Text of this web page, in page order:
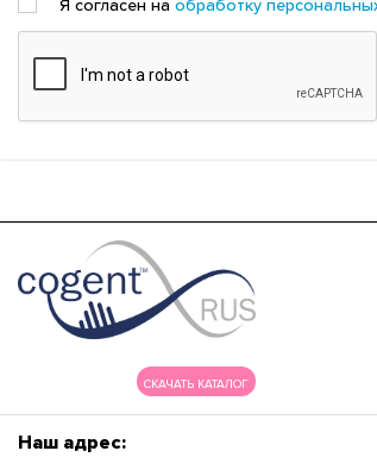
Я согласен на обработку
СКАЧАТЬ КАТАЛОГ
Наш адрес: